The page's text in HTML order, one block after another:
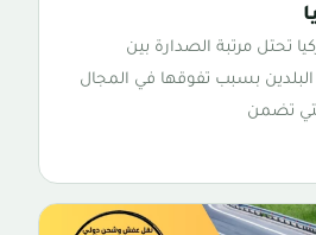
تحتل مرتبة الصدارة بين
بسبب تفوقها في المجال
تضمن